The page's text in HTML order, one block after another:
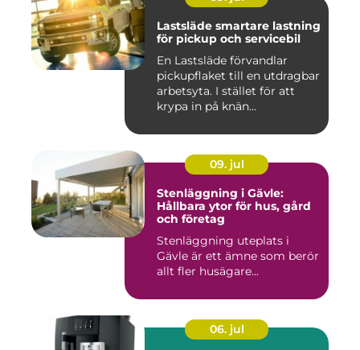
Lastsläde smartare lastning
för pickup och servicebil
En Lastsläde förvandlar
pickupflaket till en utdragbar
arbetsyta. I stället för att
krypa in på knän...
09. jul
Stenläggning i Gävle:
Hållbara ytor för hus, gård
och företag
Stenläggning uteplats i
Gävle är ett ämne som berör
allt fler husägare...
06. jul